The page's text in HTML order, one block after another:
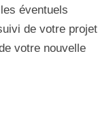
éventuels
de votre projet
votre nouvelle